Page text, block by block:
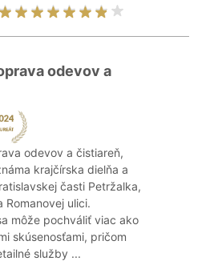
odevov a
odevov a čistiareň,
krajčírska dielňa a
časti Petržalka,
Romanovej ulici.
môže pochváliť viac ako
skúsenosťami, pričom
služby ...